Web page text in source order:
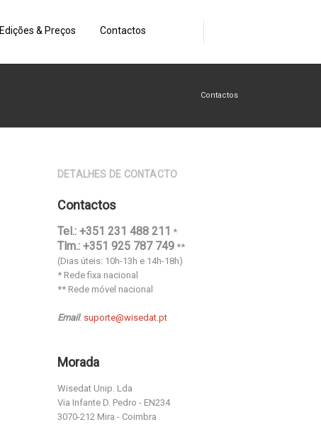
Edições & Preços Contactos
Contactos
DETALHES DE CONTACTO
Contactos
Tel.: +351 231 488 211 *
Tlm.: +351 925 787 749 **
(Dias úteis: 10h-13h e 14h-18h)
* Rede fixa nacional
** Rede móvel nacional
Email: suporte@wisedat.pt
Morada
Wisedat Unip. Lda
Via Infante D. Pedro - EN234
3070-212 Mira - Coimbra